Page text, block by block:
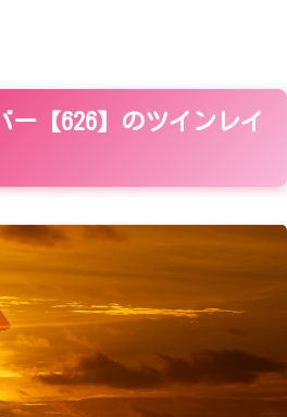
ー【626】のツインレイ